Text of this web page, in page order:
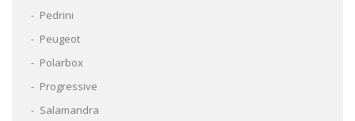
Pedrini
Peugeot
Polarbox
Progressive
Salamandra